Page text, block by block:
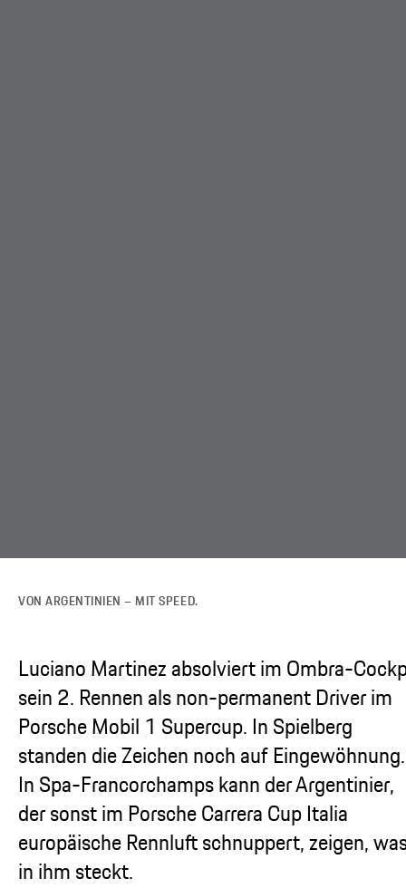
VON ARGENTINIEN – MIT SPEED.
Luciano Martinez absolviert im Ombra-
sein 2. Rennen als non-permanent Driver im
Porsche Mobil 1 Supercup. In Spielberg
standen die Zeichen noch auf Eingewöhnung.
In Spa-Francorchamps kann der Argentinier,
der sonst im Porsche Carrera Cup Italia
europäische Rennluft schnuppert, zeigen,
in ihm steckt.